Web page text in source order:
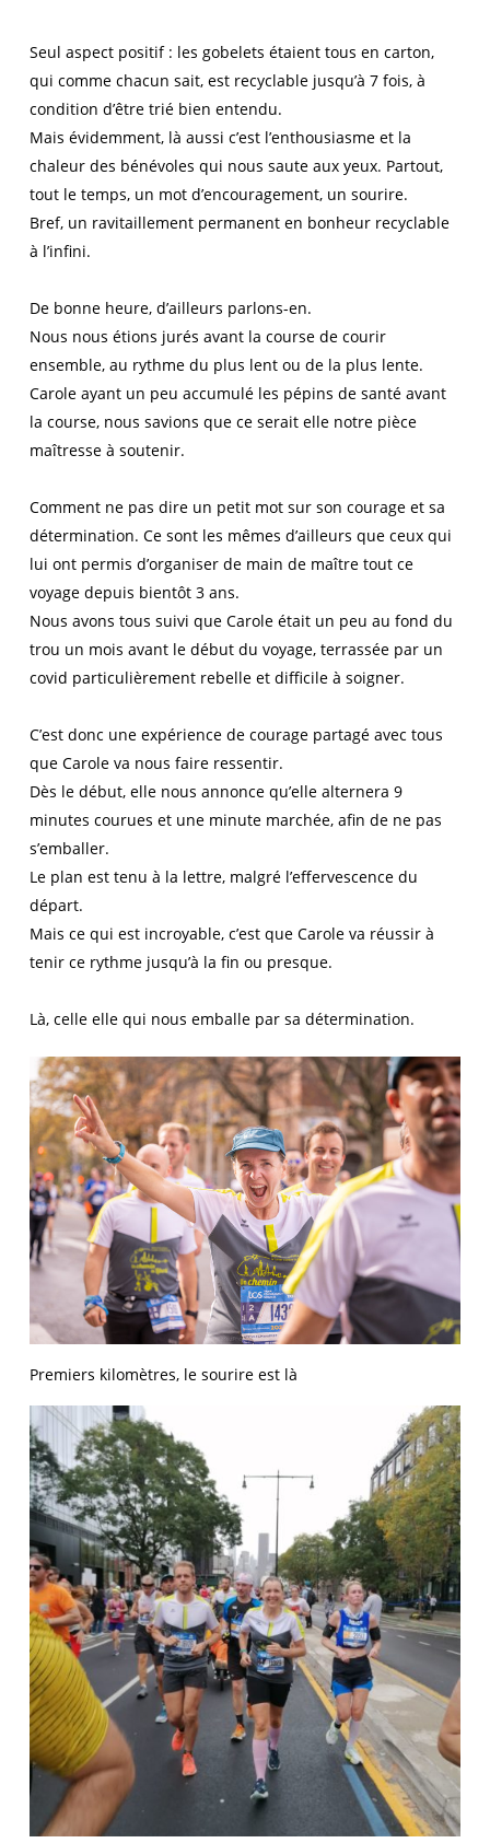
Seul aspect positif : les gobelets étaient tous en carton,
qui comme chacun sait, est recyclable jusqu’à 7 fois, à
condition d’être trié bien entendu.
Mais évidemment, là aussi c’est l’enthousiasme et la
chaleur des bénévoles qui nous saute aux yeux. Partout,
tout le temps, un mot d’encouragement, un sourire.
Bref, un ravitaillement permanent en bonheur recyclable
à l’infini.
De bonne heure, d’ailleurs parlons-en.
Nous nous étions jurés avant la course de courir
ensemble, au rythme du plus lent ou de la plus lente.
Carole ayant un peu accumulé les pépins de santé avant
la course, nous savions que ce serait elle notre pièce
maîtresse à soutenir.
Comment ne pas dire un petit mot sur son courage et sa
détermination. Ce sont les mêmes d’ailleurs que ceux qui
lui ont permis d’organiser de main de maître tout ce
voyage depuis bientôt 3 ans.
Nous avons tous suivi que Carole était un peu au fond du
trou un mois avant le début du voyage, terrassée par un
covid particulièrement rebelle et difficile à soigner.
C’est donc une expérience de courage partagé avec tous
que Carole va nous faire ressentir.
Dès le début, elle nous annonce qu’elle alternera 9
minutes courues et une minute marchée, afin de ne pas
s’emballer.
Le plan est tenu à la lettre, malgré l’effervescence du
départ.
Mais ce qui est incroyable, c’est que Carole va réussir à
tenir ce rythme jusqu’à la fin ou presque.
Là, celle elle qui nous emballe par sa détermination.
Premiers kilomètres, le sourire est là